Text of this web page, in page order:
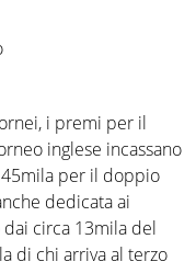
i premi per il
inglese incassano
per il doppio
dedicata ai
circa 13mila del
di chi arriva al terzo